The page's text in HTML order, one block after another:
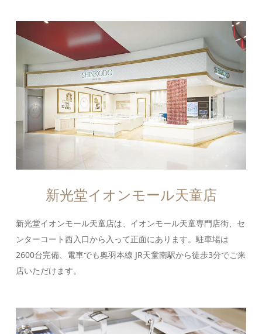
新光堂イオンモール天童店
新光堂イオンモール天童店は、イオンモール天童専門店街、セ
ンターコート西入口から入って正面にあります。駐車場は
2600台完備、電車でも奥羽本線 JR天童南駅から徒歩3分でご来
店いただけます。